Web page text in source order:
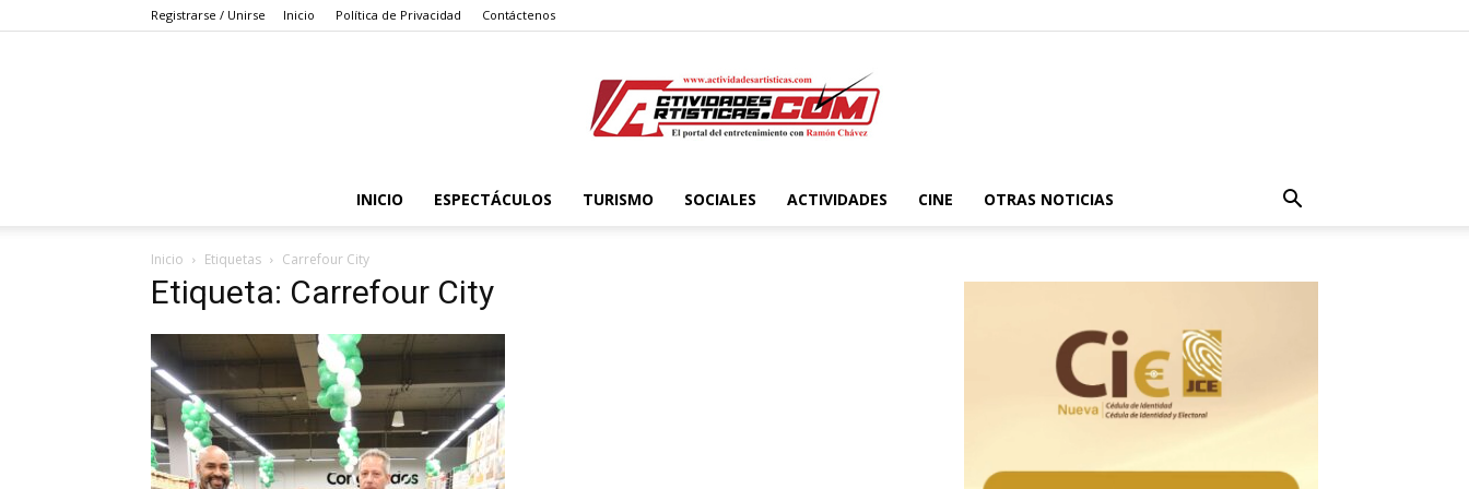
Registrarse / Unirse Inicio Política de Privacidad Contáctenos
Actividadesartisticas.com
INICIO ESPECTÁCULOS TURISMO SOCIALES ACTIVIDADES CINE OTRAS NOTICIAS
Inicio Etiquetas Carrefour City
Etiqueta: Carrefour City